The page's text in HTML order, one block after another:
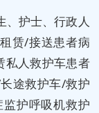
、护士、行政人
赁/接送患者病
私人救护车患者
途救护车/救护
护呼吸机救护